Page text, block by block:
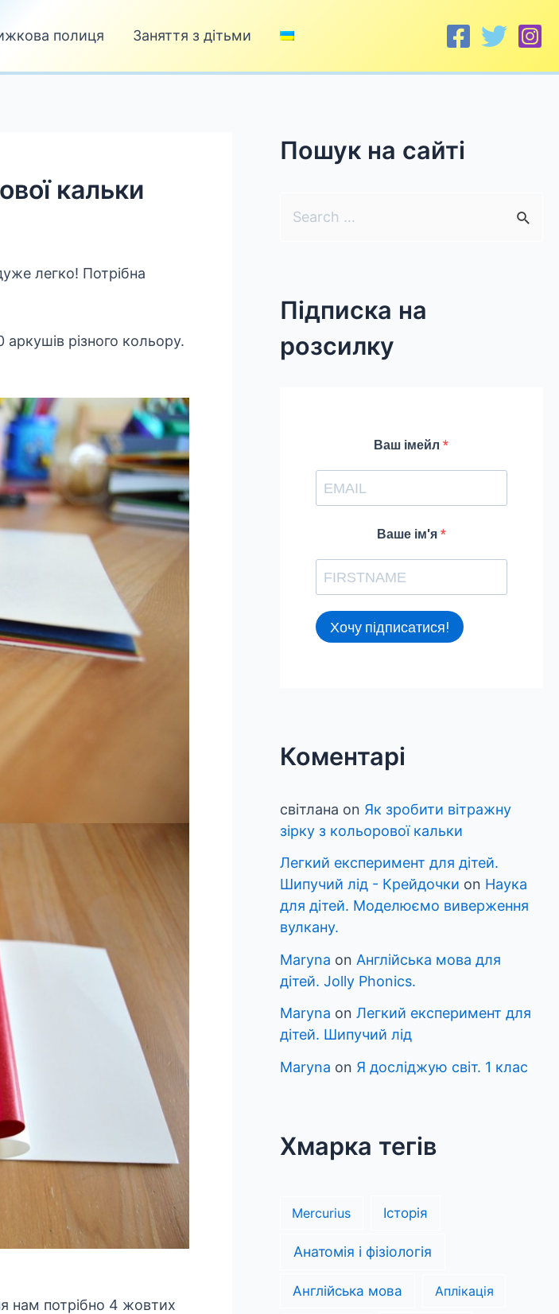
полиця Заняття з дітьми
кальки
легко! Потрібна
різного кольору.
нам потрібно 4 жовтих
Пошук на сайті
c
h
Підписка на
розсилку
Ваш імейл
Ваше ім'я
Хочу підписатися!
Коментарі
світлана on Як зробити вітражну
зірку з кольорової кальки
Легкий експеримент для дітей.
Шипучий лід - Крейдочки on Наука
для дітей. Моделюємо виверження
вулкану.
Maryna on Англійська мова для
дітей. Jolly Phonics.
Maryna on Легкий експеримент для
дітей. Шипучий лід
Maryna on Я досліджую світ. 1 клас
Хмарка тегів
Mercurius Історія
Анатомія і фізіологія
Англійська мова Аплікація